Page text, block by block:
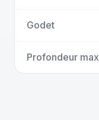
Godet
Profondeur max